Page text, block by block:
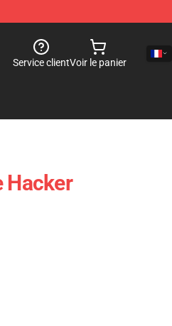
Service clientVoir le panier
Hacker